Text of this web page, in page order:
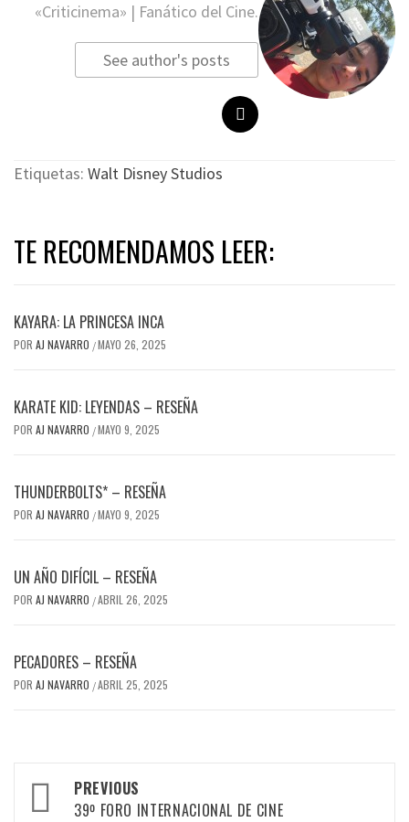
«Criticinema» | Fanático del Cine.
See author's posts
Etiquetas: Walt Disney Studios
TE RECOMENDAMOS LEER:
KAYARA: LA PRINCESA INCA
POR AJ NAVARRO /MAYO 26, 2025
KARATE KID: LEYENDAS – RESEÑA
POR AJ NAVARRO /MAYO 9, 2025
THUNDERBOLTS* – RESEÑA
POR AJ NAVARRO /MAYO 9, 2025
UN AÑO DIFÍCIL – RESEÑA
POR AJ NAVARRO /ABRIL 26, 2025
PECADORES – RESEÑA
POR AJ NAVARRO /ABRIL 25, 2025
Post
PREVIOUS
39º FORO INTERNACIONAL DE CINE